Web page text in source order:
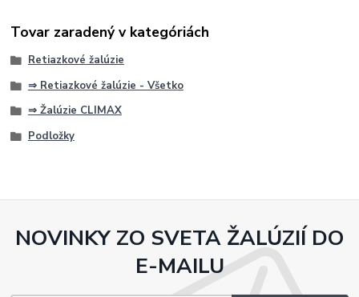
Tovar zaradený v kategóriách
Retiazkové žalúzie
⇒ Retiazkové žalúzie - Všetko
⇒ Žalúzie CLIMAX
Podložky
NOVINKY ZO SVETA ŽALÚZIÍ DO
E-MAILU